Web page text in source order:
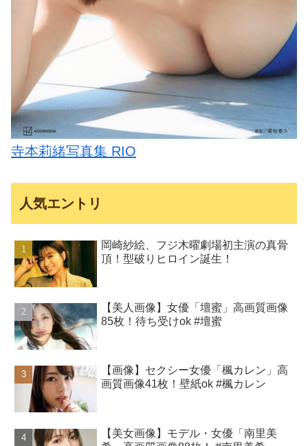
寺本莉緒写真集 RIO
人気エントリ
岡崎紗絵、フジ木曜劇場初主演の真骨
頂！型破りヒロイン誕生！
【美人画像】女優「壇蜜」高画質画像
85枚！待ち受けok #壇蜜
【画像】セクシー女優「楓カレン」高
画質画像41枚！壁紙ok #楓カレン
【美女画像】モデル・女優「南里美